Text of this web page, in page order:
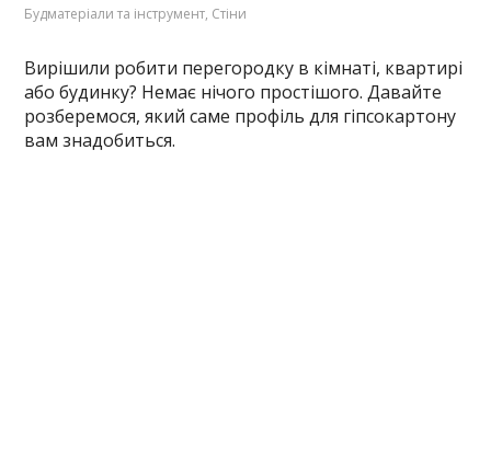
Будматеріали та інструмент, Стіни
Вирішили робити перегородку в кімнаті, квартирі
або будинку? Немає нічого простішого. Давайте
розберемося, який саме профіль для гіпсокартону
вам знадобиться.